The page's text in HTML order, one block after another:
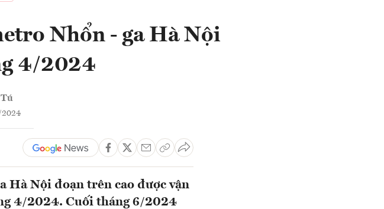
Nhổn - ga Hà Nội
4/2024
2024
Hà Nội đoạn trên cao được vận
4/2024. Cuối tháng 6/2024